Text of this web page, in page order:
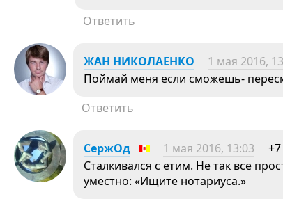
Ответить
ЖАН НИКОЛАЕНКО 1 мая 2016,
Поймай меня если сможешь-
Ответить
СержОд 1 мая 2016, 13:03
+7
Сталкивался с етим. Не так все
уместно: «Ищите нотариуса.»